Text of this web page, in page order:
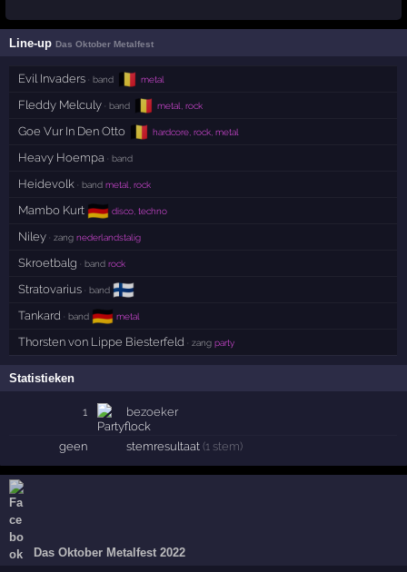
Line-upDas Oktober Metalfest
Evil Invaders · band 🇧🇪 metal
Fleddy Melculy · band 🇧🇪 metal, rock
Goe Vur In Den Otto 🇧🇪 hardcore, rock, metal
Heavy Hoempa · band
Heidevolk · band metal, rock
Mambo Kurt 🇩🇪 disco, techno
Niley · zang nederlandstalig
Skroetbalg · band rock
Stratovarius · band 🇫🇮
Tankard · band 🇩🇪 metal
Thorsten von Lippe Biesterfeld · zang party
Statistieken
1 bezoeker
geen stemresultaat(1 stem)
Das Oktober Metalfest 2022